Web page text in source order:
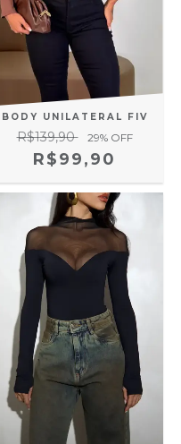
BODY UNILATERAL FIV
R$139,90 29% OFF
R$99,90